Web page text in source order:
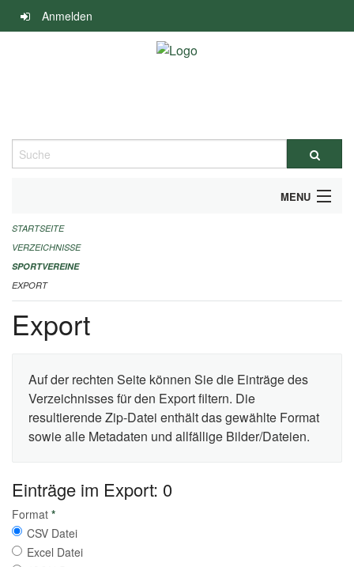
Navigation
überspringen
Anmelden
Suche
MENU
ALLGEMEINE INFORMATIONEN
FINANZIELLE UNTERSTÜTZUNG BENÖTIGT?
KONTAKT
STARTSEITE
VERZEICHNISSE
SPORTVEREINE
EXPORT
Export
Auf der rechten Seite können Sie die Einträge des
Verzeichnisses für den Export filtern. Die
resultierende Zip-Datei enthält das gewählte Format
sowie alle Metadaten und allfällige Bilder/Dateien.
Einträge im Export: 0
Format *
CSV Datei
Excel Datei